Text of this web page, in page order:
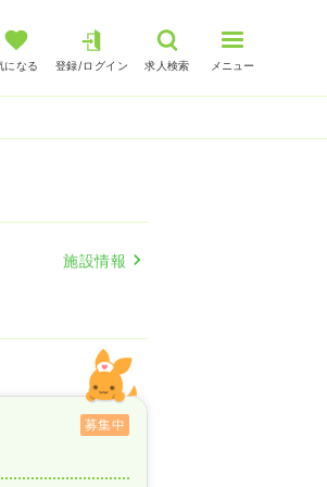
になる 登録/ログイン 求人検索 メニュー
施設情報
募集中